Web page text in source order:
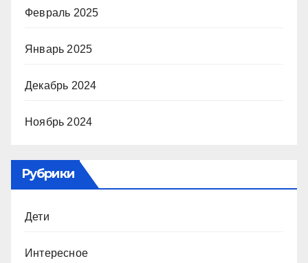
Февраль 2025
Январь 2025
Декабрь 2024
Ноябрь 2024
Рубрики
Дети
Интересное